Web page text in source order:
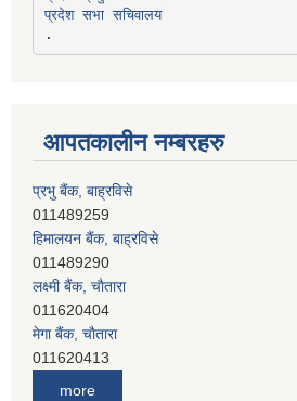
प्रदेश सभा सचिवालय
आपतकालीन नम्बरहरु
हिमालयन बैंक, बाह्रविसे
011489290
लक्ष्मी बैंक, चाैतारा
011620404
मेगा बैंक, चाैतारा
011620413
जनता बैंक, चाैतारा
011620406
more